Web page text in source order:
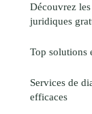
Découvrez
juridiques
Top solutions
Services de
efficaces